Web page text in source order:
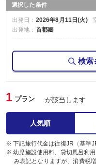
選択した条件
出発日： 2026年8月11日(火)
出発地： 首都圏
検索
1 プラン が該当します
人気順
※ 下記旅行代金は往復JR（基準
※ 幼児施設使用料、貸切風呂利
み表記となりますが、消費税